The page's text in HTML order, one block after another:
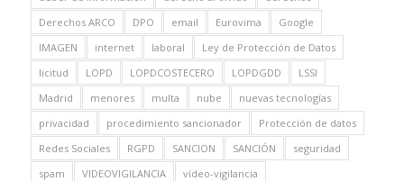
Derechos ARCO
DPO email Eurovima
Google
IMAGEN
internet laboral
Ley de Protección de Datos
licitud
LOPD LOPDCOSTECERO LOPDGDD
LSSI
Madrid
menores multa nube
nuevas tecnologías
privacidad
procedimiento sancionador
Protección de datos
Redes Sociales
RGPD SANCION SANCIÓN
seguridad
spam
VIDEOVIGILANCIA vídeo-vigilancia